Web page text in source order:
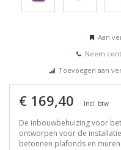
Aan
Neem
Toevoegen aan
€ 169,40 Incl. btw
De inbouwbehuizing voor
ontworpen voor de
betonnen plafonds en muren.